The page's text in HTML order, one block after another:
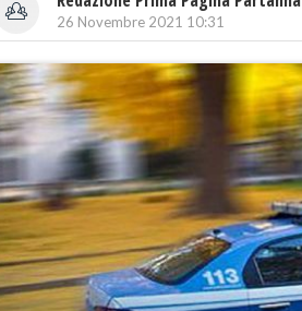
26 Novembre 2021 10:31